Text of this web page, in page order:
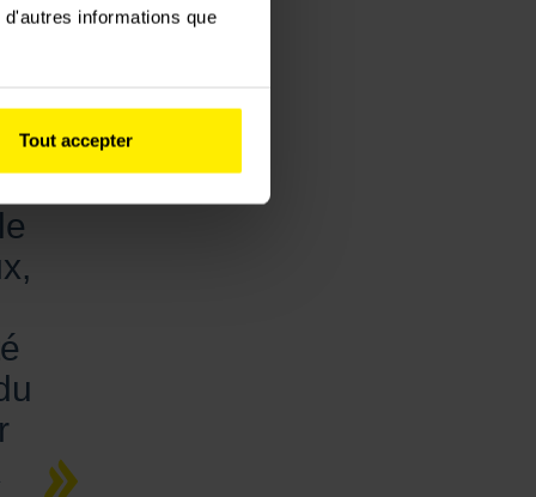
informations que
Tout accepter